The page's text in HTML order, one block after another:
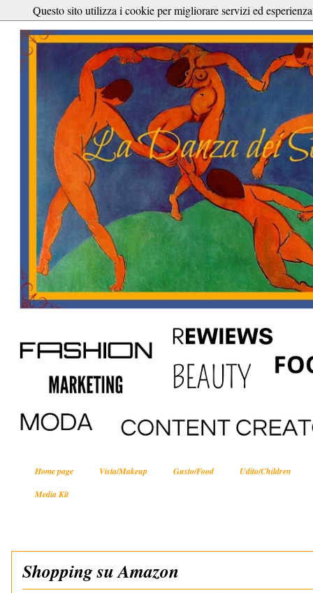
Home page Vista/Makeup Gusto/Food
Udito/Children
Media Kit
Shopping su Amazon
Questo sito utilizza i cookie per migliorare servizi ed